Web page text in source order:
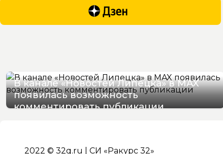
В канале «Новостей Липецка» в MAX
появилась возможность
комментировать публикации
2022 © 32q.ru | СИ «Ракурс 32»